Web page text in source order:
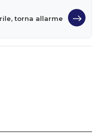
torna allarme